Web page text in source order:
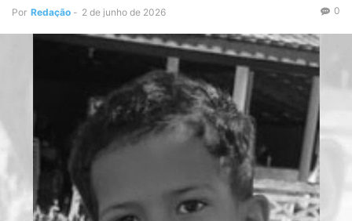
Por Redação - 2 de junho de 2026 0